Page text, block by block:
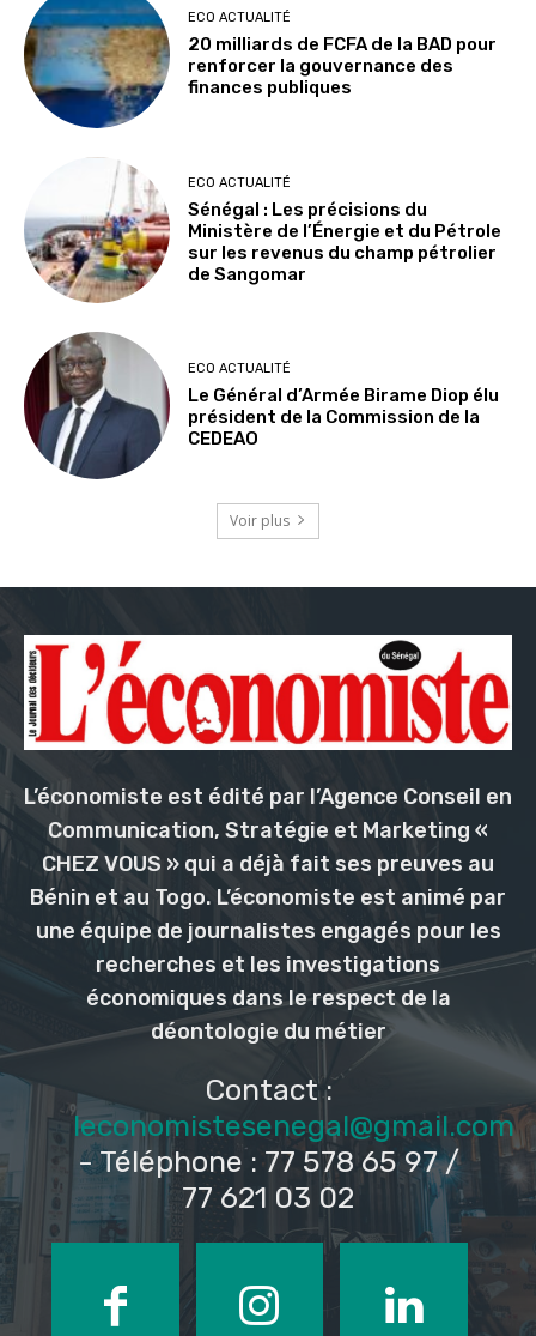
ECO ACTUALITÉ
20 milliards de FCFA de la BAD pour
renforcer la gouvernance des
finances publiques
ECO ACTUALITÉ
Sénégal : Les précisions du
Ministère de l’Énergie et du Pétrole
sur les revenus du champ pétrolier
de Sangomar
ECO ACTUALITÉ
Le Général d’Armée Birame Diop élu
président de la Commission de la
CEDEAO
Voir plus
L’économiste est édité par l’Agence Conseil en
Communication, Stratégie et Marketing «
CHEZ VOUS » qui a déjà fait ses preuves au
Bénin et au Togo. L’économiste est animé par
une équipe de journalistes engagés pour les
recherches et les investigations
économiques dans le respect de la
déontologie du métier
Contact :
leconomistesenegal@gmail.com
- Téléphone : 77 578 65 97 /
77 621 03 02